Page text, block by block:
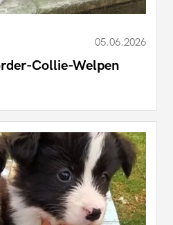
05.06.2026
Collie-Welpen